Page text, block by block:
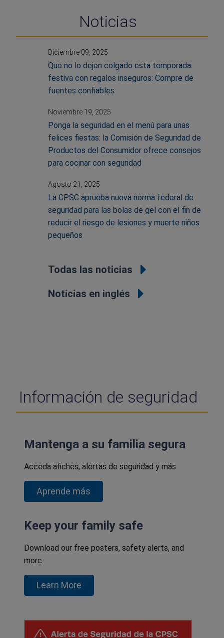
Noticias
Diciembre 09, 2025
Que no lo dejen colgado esta temporada
festiva con regalos inseguros: Compre de
fuentes confiables
Noviembre 19, 2025
Ponga la seguridad en el menú para unas
felices fiestas: la Comisión de Seguridad de
Productos del Consumidor ofrece consejos
para cocinar con seguridad
Agosto 21, 2025
La CPSC aprueba nueva norma federal de
seguridad para las bolas de gel con el fin de
reducir el riesgo de lesiones y muerte niños
pequeños
Todas las noticias
Noticias en inglés
Información de seguridad
Mantenga a su familia segura
Acceda afiches, alertas de seguridad y más
Aprende más
Keep your family safe
Download our free posters, safety alerts, and
more
Learn More